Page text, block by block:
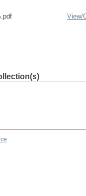
View/